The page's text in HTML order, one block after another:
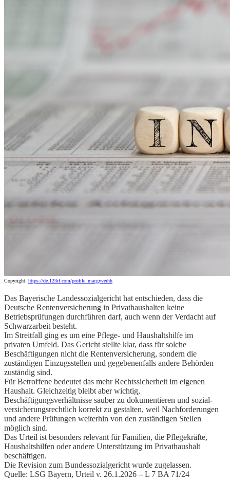
Copyright: https://de.123rf.com/profile_macgyverhh
Das Bayerische Landessozialgericht hat entschieden, dass die
Deutsche Rentenversicherung in Privathaushalten keine
Betriebsprüfungen durchführen darf, auch wenn der Verdacht auf
Schwarzarbeit besteht.
Im Streitfall ging es um eine Pflege- und Haushaltshilfe im
privaten Umfeld. Das Gericht stellte klar, dass für solche
Beschäftigungen nicht die Rentenversicherung, sondern die
zuständigen Einzugsstellen und gegebenenfalls andere Behörden
zuständig sind.
Für Betroffene bedeutet das mehr Rechtssicherheit im eigenen
Haushalt. Gleichzeitig bleibt aber wichtig,
Beschäftigungsverhältnisse sauber zu dokumentieren und sozial-
versicherungsrechtlich korrekt zu gestalten, weil Nachforderungen
und andere Prüfungen weiterhin von den zuständigen Stellen
möglich sind.
Das Urteil ist besonders relevant für Familien, die Pflegekräfte,
Haushaltshilfen oder andere Unterstützung im Privathaushalt
beschäftigen.
Die Revision zum Bundessozialgericht wurde zugelassen.
Quelle: LSG Bayern, Urteil v. 26.1.2026 – L 7 BA 71/24